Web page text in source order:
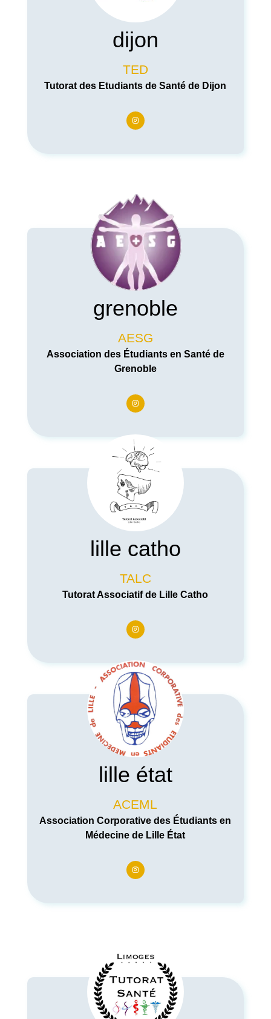
dijon
TED
Tutorat des Etudiants de Santé de Dijon
grenoble
AESG
Association des Étudiants en Santé de
Grenoble
lille catho
TALC
Tutorat Associatif de Lille Catho
lille état
ACEML
Association Corporative des Étudiants en
Médecine de Lille État